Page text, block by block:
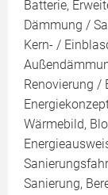
Batterie,
Dämmung /
Kern- /
Renovierung /
Wärmebild,
Sanierung,